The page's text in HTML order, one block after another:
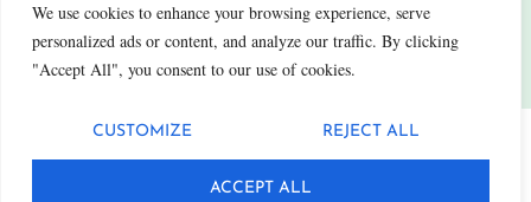
We use cookies to enhance your browsing experience, serve
personalized ads or content, and analyze our traffic. By clicking
"Accept All", you consent to our use of cookies.
CUSTOMIZE REJECT ALL
ACCEPT ALL
JA, ICH HABE AUCH ANDERE SOCIAL-MEDIA-KANÄLE.
© 2025 Fittn. Alle Rechte vorbehalten.